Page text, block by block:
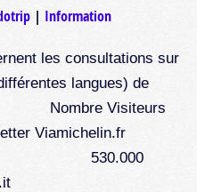
Information
les consultations sur
langues) de
Visiteurs
Viamichelin.fr
530.000